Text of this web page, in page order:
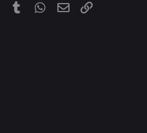
PinterestTumblrWhatsApp
EmailLink